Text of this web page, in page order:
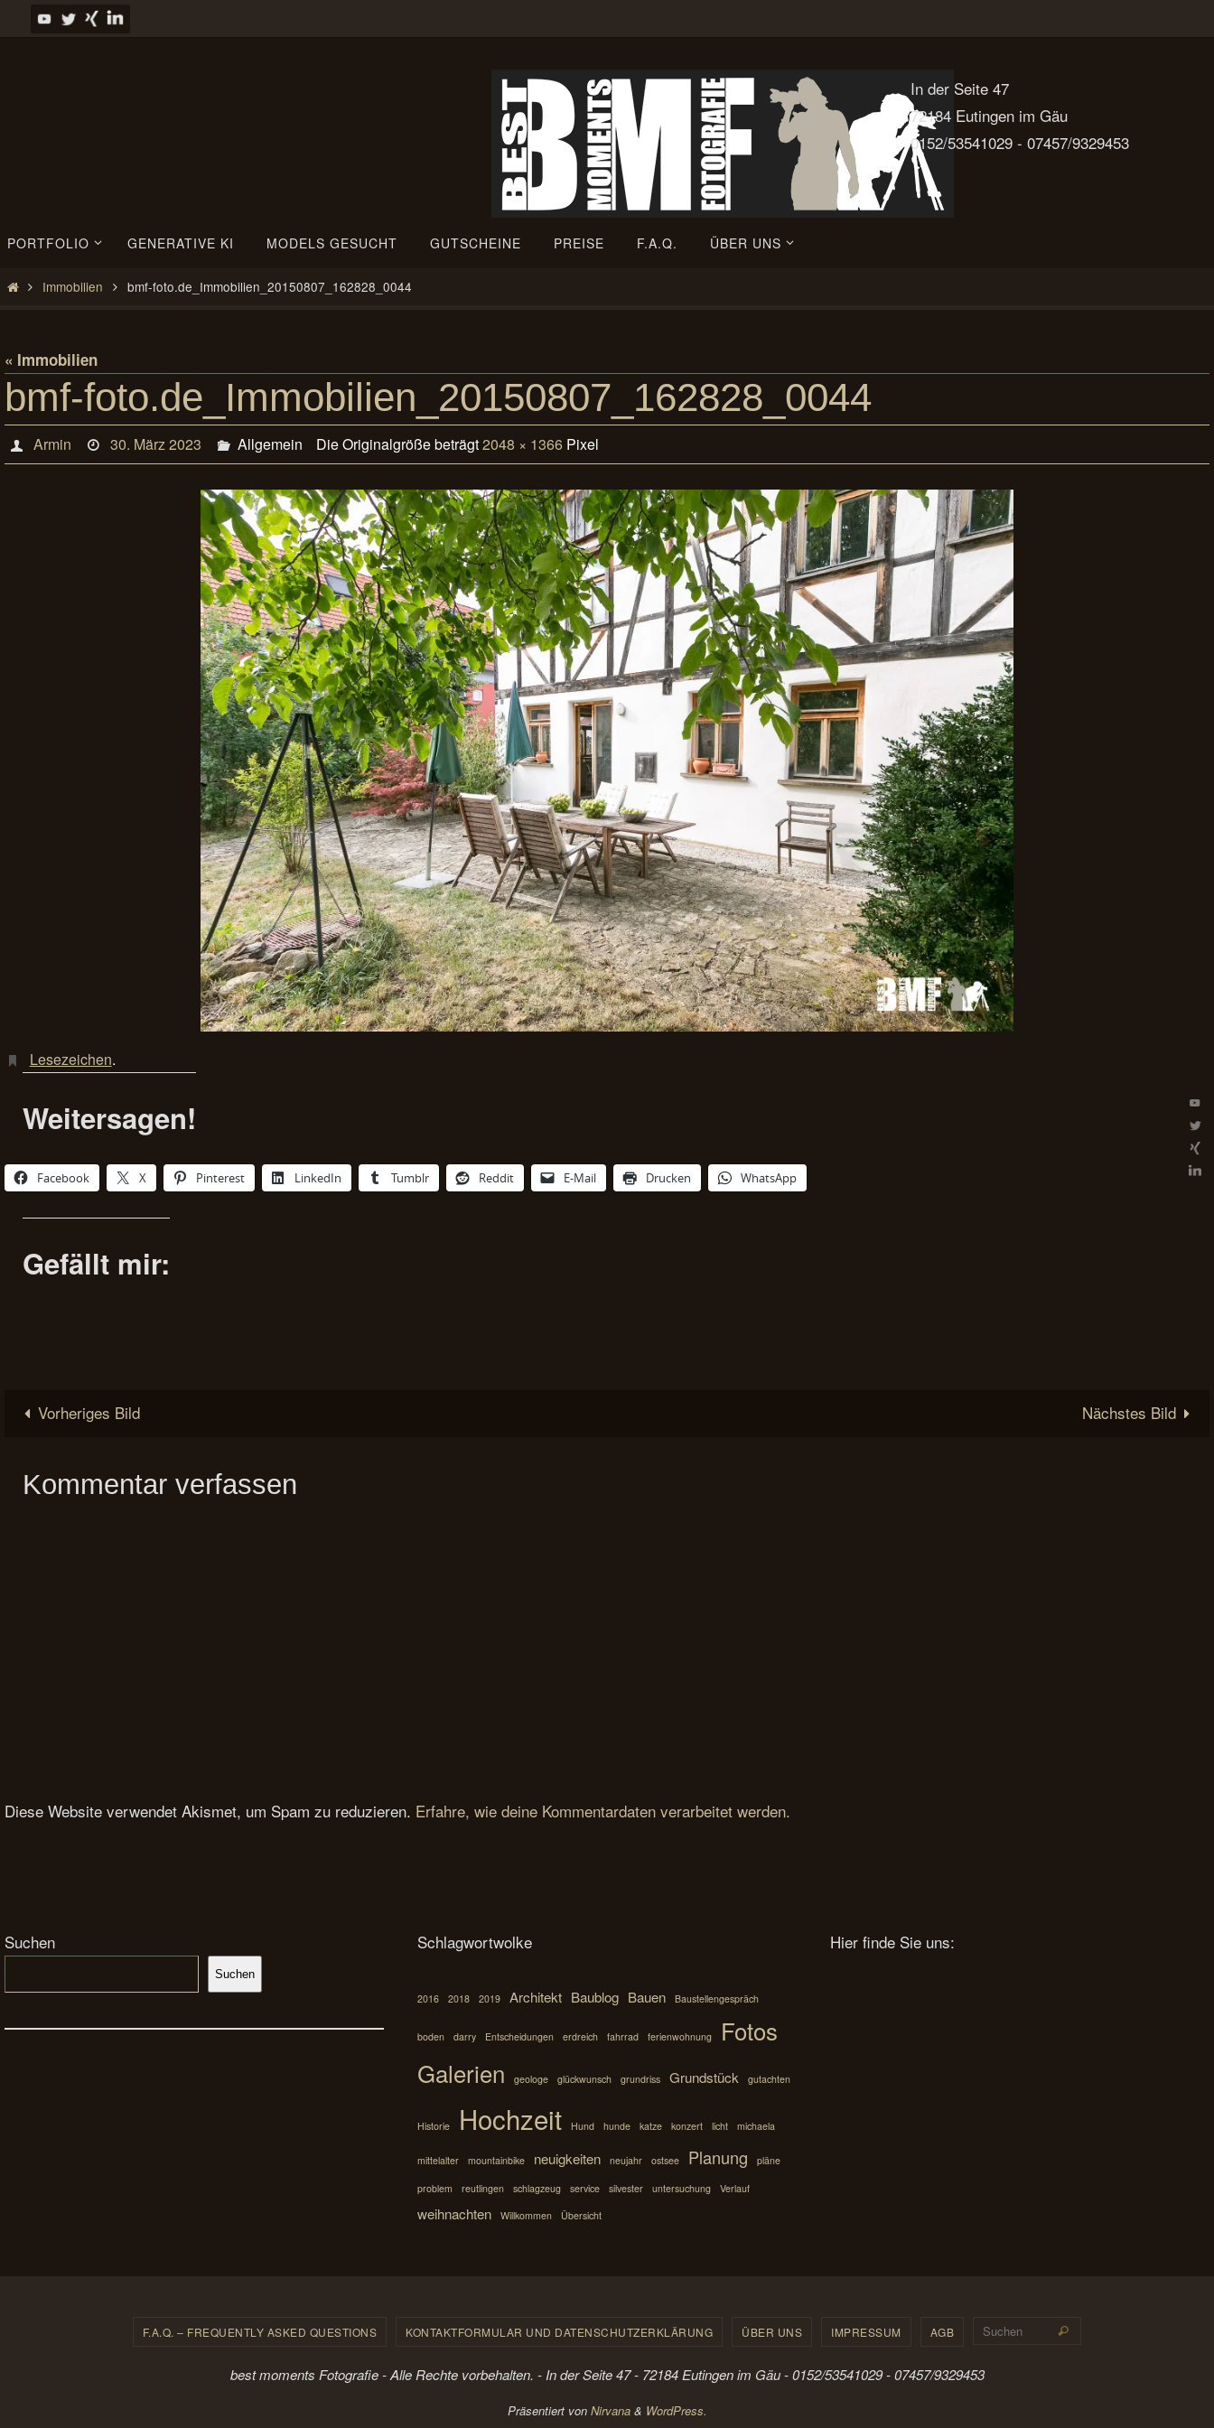
In der Seite 47
72184 Eutingen im Gäu
0152/53541029 - 07457/9329453
Inhalt
PORTFOLIO GENERATIVE KI MODELS GESUCHT GUTSCHEINE PREISE F.A.Q. ÜBER UNS
StartImmobilien bmf-foto.de_Immobilien_20150807_162828_0044
« Immobilien
bmf-foto.de_Immobilien_20150807_162828_0044
Armin 30. März 2023 Allgemein Die Originalgröße beträgt2048 × 1366 Pixel
Lesezeichen.
Weitersagen!
Facebook X Pinterest LinkedIn Tumblr Reddit E-Mail Drucken WhatsApp
Gefällt mir:
Vorheriges Bild Nächstes Bild
Kommentar verfassen
Diese Website verwendet Akismet, um Spam zu reduzieren. Erfahre, wie deine Kommentardaten verarbeitet werden.
Suchen
Suchen
Schlagwortwolke
2016 2018 2019 Architekt Baublog Bauen Baustellengespräch
boden darry Entscheidungen erdreich fahrrad ferienwohnung
Fotos
Galerien
geologe glückwunsch grundriss Grundstück gutachten
Historie Hochzeit Hund hunde katze konzert licht michaela
mittelalter mountainbike neuigkeiten neujahr ostsee Planung pläne
problem reutlingen schlagzeug service silvester untersuchung Verlauf
weihnachten Willkommen Übersicht
Hier finde Sie uns:
F.A.Q. – FREQUENTLY ASKED QUESTIONS KONTAKTFORMULAR UND DATENSCHUTZERKLÄRUNG ÜBER UNS IMPRESSUM AGB Suchen
best moments Fotografie - Alle Rechte vorbehalten. - In der Seite 47 - 72184 Eutingen im Gäu - 0152/53541029 - 07457/9329453
Präsentiert von Nirvana& WordPress.